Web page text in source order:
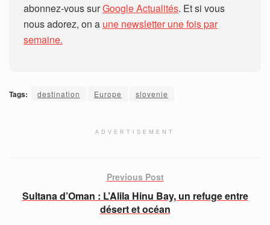
abonnez-vous surGoogle Actualités. Et si vous
nous adorez, on a une newsletter une fois par
semaine.
Tags: destination Europe slovenie
ADVERTISEMENT
Previous Post
Sultana d’Oman : L’Alila Hinu Bay, un refuge entre
désert et océan